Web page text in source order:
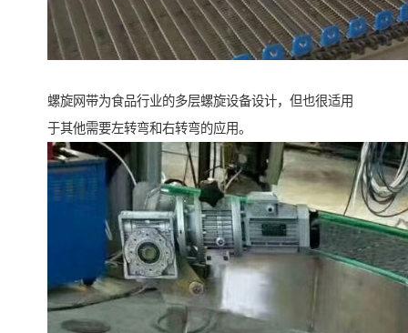
螺旋网带为食品行业的多层螺旋设备设计，但也很适用
于其他需要左转弯和右转弯的应用。